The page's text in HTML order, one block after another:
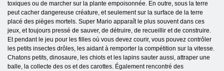
toxiques ou de marcher sur la plante empoisonnée. En outre, sous la terre
peut cacher dangereuse créature, et seulement sur la surface de la terre
placé des pièges mortels. Super Mario apparaît le plus souvent dans ces
jeux, et toujours pressé de sauver, de détruire, de recueillir et de construire.
Et pendant le jeu pour les filles où vous devez courir, vous pouvez contrôler
les petits insectes drôles, les aidant à remporter la compétition sur la vitesse.
Chatons petits, dinosaure, les chiots et les lapins sauter aussi, attraper une
balle, la collecte des os et des carottes. Également rencontré des